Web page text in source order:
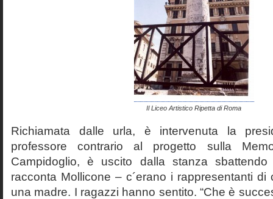
Il Liceo Artistico Ripetta di Roma
Richiamata dalle urla, è intervenuta la
professore contrario al progetto sulla
Campidoglio, è uscito dalla stanza
racconta Mollicone – c´erano i rappresentanti
una madre. I ragazzi hanno sentito. “Che è